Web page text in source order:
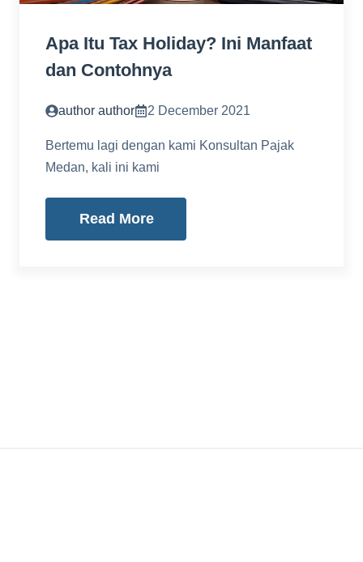
Apa Itu Tax Holiday? Ini Manfaat
dan Contohnya
author author 2 December 2021
Bertemu lagi dengan kami Konsultan Pajak
Medan, kali ini kami
Read More